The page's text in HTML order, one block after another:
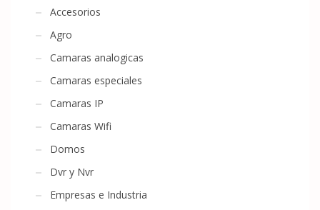
Accesorios
Agro
Camaras analogicas
Camaras especiales
Camaras IP
Camaras Wifi
Domos
Dvr y Nvr
Empresas e Industria